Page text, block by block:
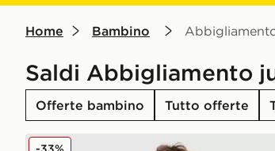
Home Bambino
Saldi Abbigliamento
Offerte bambino Tutto offerte
Nike Core Costume da bagno Junior